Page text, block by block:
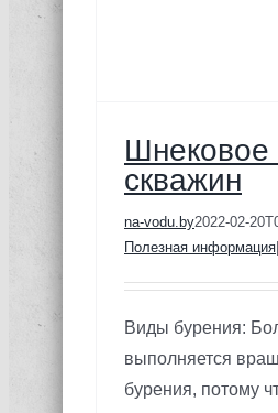
Шнековое
скважин
na-vodu.by2022-02-
Полезная информация
Виды бурения:
выполняется
бурения, потому